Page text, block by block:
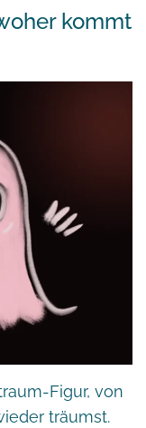
kommt
Figur, von
träumst.